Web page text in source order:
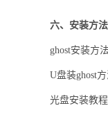
六、安装方法
ghost安装方法
U盘装ghost方
光盘安装教程